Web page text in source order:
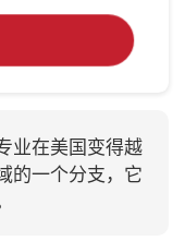
业在美国变得越
的一个分支，它